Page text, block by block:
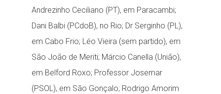
Andrezinho Ceciliano (PT), em Paracambi;
Dani Balbi (PCdoB), no Rio; Dr Serginho (PL),
em Cabo Frio; Léo Vieira (sem partido), em
São João de Meriti; Márcio Canella (União),
em Belford Roxo; Professor Josemar
(PSOL), em São Gonçalo; Rodrigo Amorim